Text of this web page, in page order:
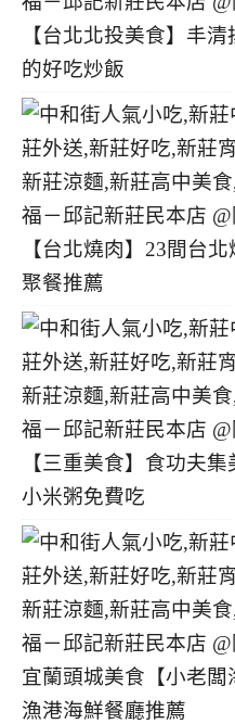
【台北北投美食】丰
的好吃炒飯
【台北燒肉】23間台
聚餐推薦
【三重美食】食功夫
小米粥免費吃
宜蘭頭城美食【小老
漁港海鮮餐廳推薦